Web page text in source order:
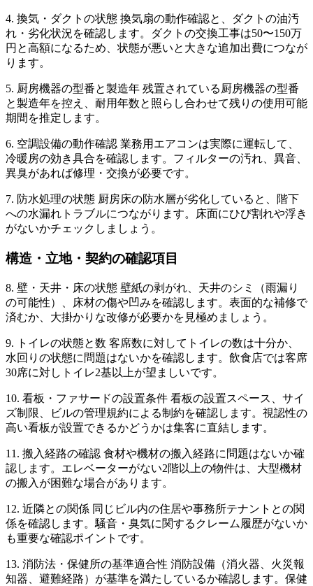
4. 換気・ダクトの状態 換気扇の動作確認と、ダクトの油汚
れ・劣化状況を確認します。ダクトの交換工事は50〜150万
円と高額になるため、状態が悪いと大きな追加出費につなが
ります。
5. 厨房機器の型番と製造年 残置されている厨房機器の型番
と製造年を控え、耐用年数と照らし合わせて残りの使用可能
期間を推定します。
6. 空調設備の動作確認 業務用エアコンは実際に運転して、
冷暖房の効き具合を確認します。フィルターの汚れ、異音、
異臭があれば修理・交換が必要です。
7. 防水処理の状態 厨房床の防水層が劣化していると、階下
への水漏れトラブルにつながります。床面にひび割れや浮き
がないかチェックしましょう。
構造・立地・契約の確認項目
8. 壁・天井・床の状態 壁紙の剥がれ、天井のシミ（雨漏り
の可能性）、床材の傷や凹みを確認します。表面的な補修で
済むか、大掛かりな改修が必要かを見極めましょう。
9. トイレの状態と数 客席数に対してトイレの数は十分か、
水回りの状態に問題はないかを確認します。飲食店では客席
30席に対しトイレ2基以上が望ましいです。
10. 看板・ファサードの設置条件 看板の設置スペース、サイ
ズ制限、ビルの管理規約による制約を確認します。視認性の
高い看板が設置できるかどうかは集客に直結します。
11. 搬入経路の確認 食材や機材の搬入経路に問題はないか確
認します。エレベーターがない2階以上の物件は、大型機材
の搬入が困難な場合があります。
12. 近隣との関係 同じビル内の住居や事務所テナントとの関
係を確認します。騒音・臭気に関するクレーム履歴がないか
も重要な確認ポイントです。
13. 消防法・保健所の基準適合性 消防設備（消火器、火災報
知器、避難経路）が基準を満たしているか確認します。保健